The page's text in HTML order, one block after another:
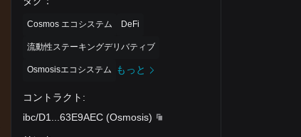
Cosmos エコシステム DeFi
流動性ステーキングデリバティブ
Osmosisエコシステム もっと
コントラクト :
ibc/D1
63E9AEC (Osmosis)